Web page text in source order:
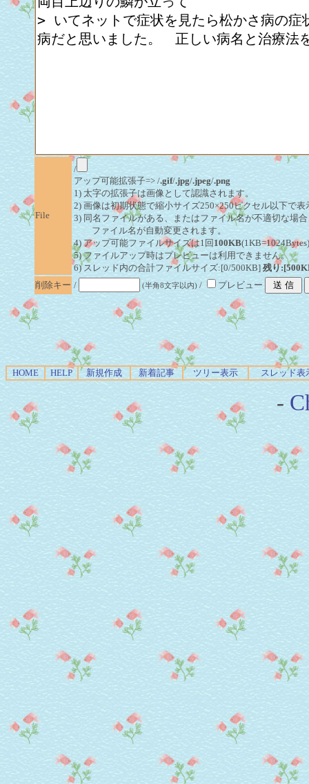
File
/
アップ可能拡張子=> /.gif/.jpg/.jpeg/.png
1) 太字の拡張子は画像として認識されます。
2) 画像は初期状態で縮小サイズ250×250ピクセル以下で表
3) 同名ファイルがある、またはファイル名が不適切な場
ファイル名が自動変更されます。
4) アップ可能ファイルサイズは1回 100KB
5) ファイルアップ時はプレビューは利用できません。
6) スレッド内の合計ファイルサイズ:[0/500KB] 残り
削除キー / (半角8文字以内) / プレビュー
HOME HELP 新規作成 新着記事 ツリー表示 スレッド表
-